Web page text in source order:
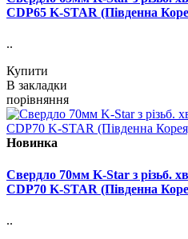
CDP65 K-STAR (Південна
..
Купити
В закладки
порівняння
Новинка
Свердло 70мм K-Star з різьб.
CDP70 K-STAR (Південна
..